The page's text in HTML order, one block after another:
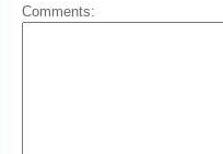
Comments: